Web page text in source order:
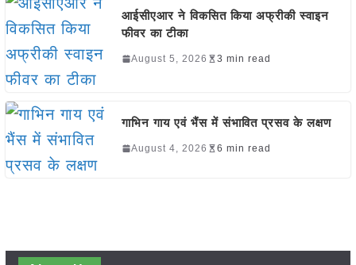
आईसीएआर ने विकसित किया अफ्रीकी स्वाइन
फीवर का टीका
August 5, 2026 3 min read
गाभिन गाय एवं भैंस में संभावित प्रसव के लक्षण
August 4, 2026 6 min read